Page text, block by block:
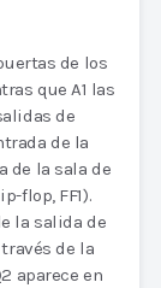
de los
que A1 las
de
de la
de la sala de
flop, FF1).
la salida de
través de la
aparece en